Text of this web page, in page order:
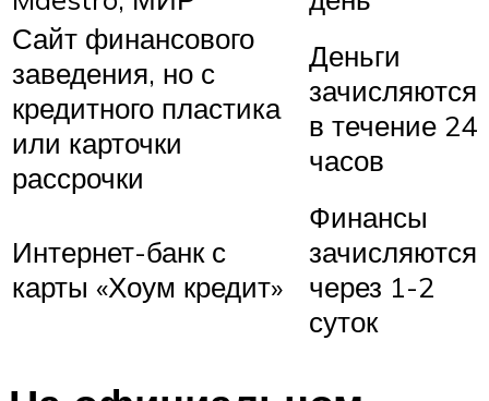
Сайт финансового
заведения, но с
кредитного пластика
или карточки
рассрочки
Деньги
зачисляются
в течение 24
часов
Интернет-банк с
карты «Хоум кредит»
Финансы
зачисляются
через 1-2
суток